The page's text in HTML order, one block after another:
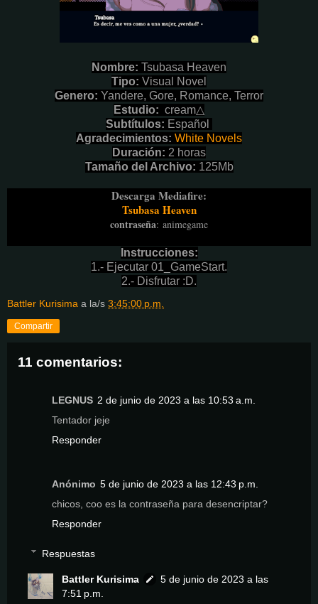
Nombre: Tsubasa Heaven
Tipo: Visual Novel
Genero: Yandere, Gore, Romance, Terror
Estudio: cream△
Subtítulos: Español
Agradecimientos: White Novels
Duración: 2 horas
Tamaño del Archivo: 125Mb
Descarga Mediafire:
Tsubasa Heaven
contraseña: animegame
Instrucciones:
1.- Ejecutar 01_GameStart.
2.- Disfrutar :D.
Battler Kurisima a la/s 3:45:00 p.m.
Compartir
11 comentarios:
LEGNUS 2 de junio de 2023 a las 10:53 a.m.
Tentador jeje
Responder
Anónimo 5 de junio de 2023 a las 12:43 p.m.
chicos, coo es la contraseña para desencriptar?
Responder
Respuestas
Battler Kurisima
5 de junio de 2023 a las
7:51 p.m.